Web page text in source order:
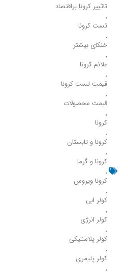
تاثییر کرونا براقتصاد
,
تست کرونا
,
خنکای بیشتر
,
علائم کرونا
,
قیمت تست کرونا
,
قیمت محصولات
,
کرونا
,
کرونا و تابستان
,
کرونا و گرما
,
کرونا ویروس
,
کولر ابی
,
کولر انرژی
,
کولر پلاستیکی
,
کولر پلیمری
,